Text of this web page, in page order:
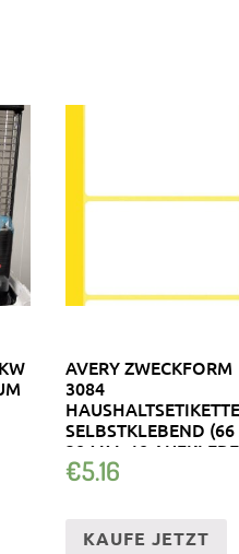
AVERY ZWECKFORM
3084
SELBSTKLEBEND (66
38 MM, 18
…
€5.16
KAUFE JETZT